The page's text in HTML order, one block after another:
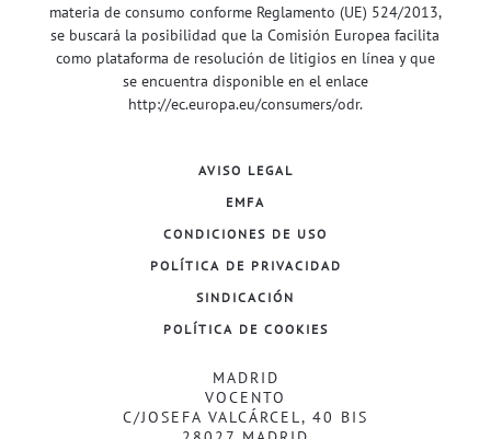
materia de consumo conforme Reglamento (UE) 524/2013,
se buscará la posibilidad que la Comisión Europea facilita
como plataforma de resolución de litigios en línea y que
se encuentra disponible en el enlace
http://ec.europa.eu/consumers/odr.
AVISO LEGAL
EMFA
CONDICIONES DE USO
POLÍTICA DE PRIVACIDAD
SINDICACIÓN
POLÍTICA DE COOKIES
MADRID
VOCENTO
C/JOSEFA VALCÁRCEL, 40 BIS